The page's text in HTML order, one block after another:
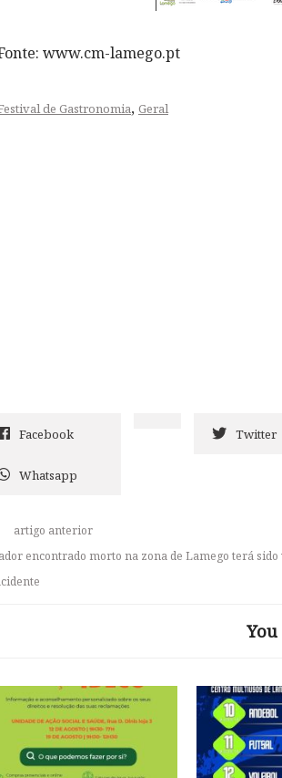
www.cm-lamego.pt
de Gastronomia, Geral
Facebook Twitter
Whatsapp
artigo anterior
encontrado morto na zona de Lamego terá